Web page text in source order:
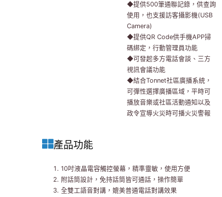
◆提供500筆通聯記錄，供查詢
使用，也支援訪客攝影機(USB
Camera)
◆提供QR Code供手機APP掃
碼綁定，行動管理員功能
◆可發起多方電話會談、三方
視訊會議功能
◆結合Tonnet社區廣播系統，
可彈性選擇廣播區域，平時可
播放音樂或社區活動通知以及
政令宣導火災時可播火災警報
產品功能
10吋液晶電容觸控螢幕，精準靈敏，使用方便
附話筒設計，免持話筒皆可通話，操作簡單
全雙工語音對講，媲美普通電話對講效果